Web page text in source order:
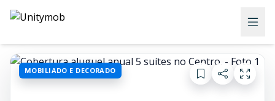
MOBILIADO E DECORADO